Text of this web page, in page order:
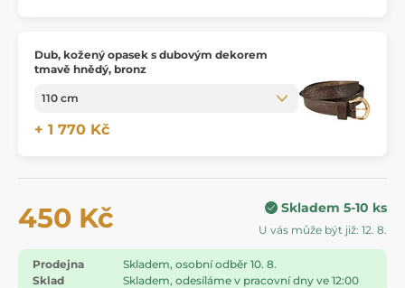
Dub, kožený opasek s dubovým dekorem
tmavě hnědý, bronz
+ 1 770 Kč
450 Kč Skladem 5-10 ks
U vás může být již: 12. 8.
Prodejna
Skladem, osobní odběr 10. 8.
Sklad
Skladem, odesíláme v pracovní dny ve 12:00